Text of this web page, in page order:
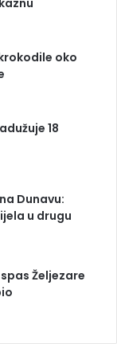
oko
18
Dunavu:
u drugu
Željezare